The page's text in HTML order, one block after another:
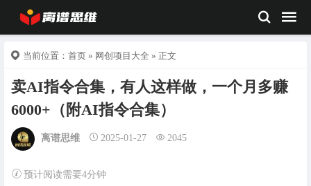
当前位置： 首页 » 网创项目大全 » 正文
卖AI指令合集，有人这样做，一个月多赚
6000+（附AI指令合集）
离谱思维 2025-01-27 2045
预计阅读需要4分钟